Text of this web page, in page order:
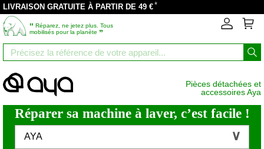
LIVRAISON GRATUITE À PARTIR DE 49 €*
‟ Réparez, ne jetez plus. Tous
mobilisés pour la planète ”
Pièces détachées et
accessoires Aya
Réparer sa machine à laver, c’est facile !
AYA